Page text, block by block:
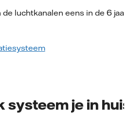
luchtkanalen eens in de 6 jaar
systeem je in